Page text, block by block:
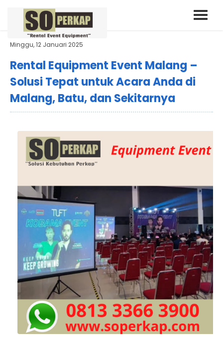
Minggu, 12 Januari 2025
Rental Equipment Event Malang –
Solusi Tepat untuk Acara Anda di
Malang, Batu, dan Sekitarnya